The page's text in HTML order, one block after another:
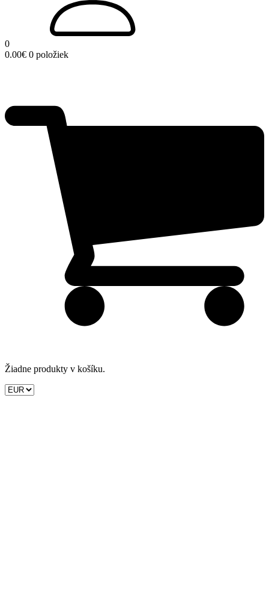
0
0.00€ 0 položiek
Žiadne produkty v košíku.